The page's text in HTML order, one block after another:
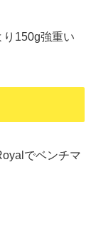
150g強重い
でベンチマ